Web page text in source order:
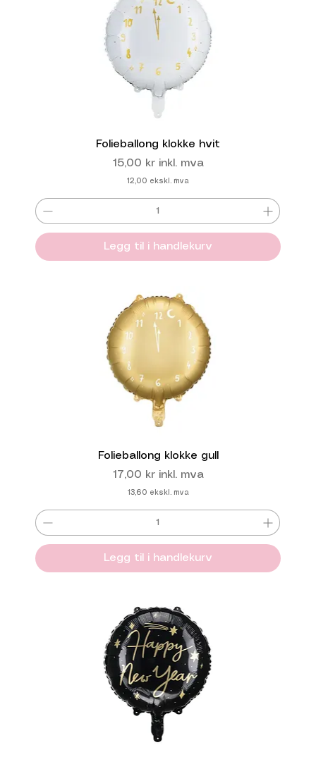
Folieballong klokke hvit
Pris
15,00 kr inkl. mva
12,00 ekskl. mva
Legg til i handlekurv
Folieballong klokke gull
Pris
17,00 kr inkl. mva
13,60 ekskl. mva
Legg til i handlekurv